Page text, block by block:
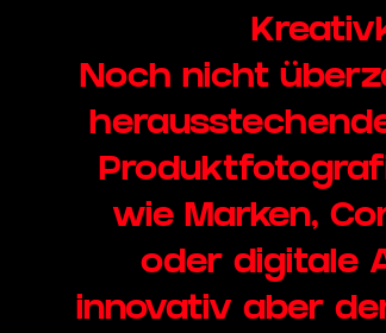
Noch nicht
wie Marken,
oder digitale
innovativ aber